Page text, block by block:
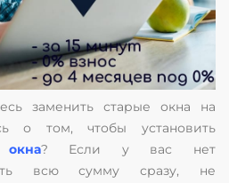
заменить старые окна на
о том, чтобы установить
окна? Если у вас нет
всю сумму сразу, не